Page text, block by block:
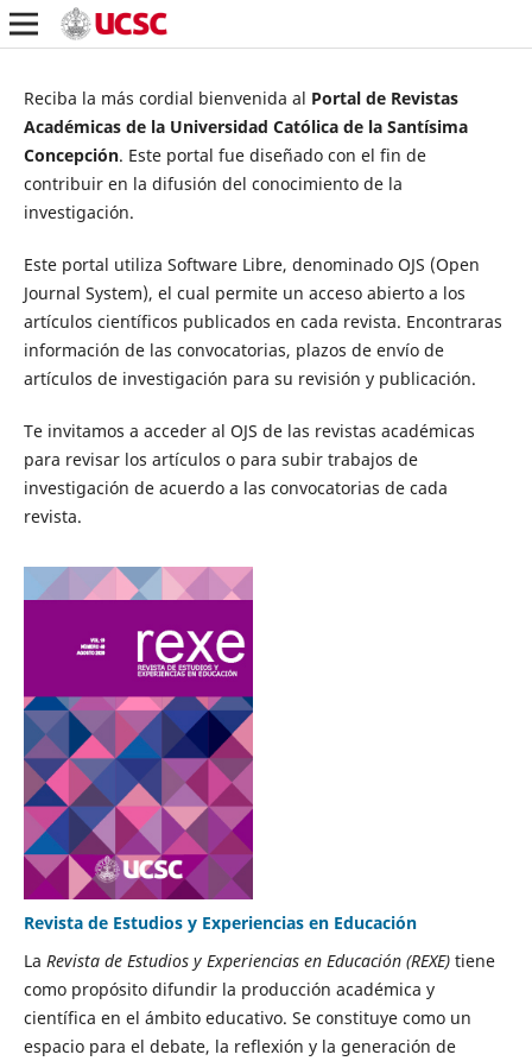
Reciba la más cordial bienvenida al Portal de Revistas
Académicas de la Universidad Católica de la Santísima
Concepción. Este portal fue diseñado con el fin de
contribuir en la difusión del conocimiento de la
investigación.
Este portal utiliza Software Libre, denominado OJS (Open
Journal System), el cual permite un acceso abierto a los
artículos científicos publicados en cada revista. Encontraras
información de las convocatorias, plazos de envío de
artículos de investigación para su revisión y publicación.
Te invitamos a acceder al OJS de las revistas académicas
para revisar los artículos o para subir trabajos de
investigación de acuerdo a las convocatorias de cada
revista.
Revista de Estudios y Experiencias en Educación
La Revista de Estudios y Experiencias en Educación (REXE)tiene
como propósito difundir la producción académica y
científica en el ámbito educativo. Se constituye como un
espacio para el debate, la reflexión y la generación de